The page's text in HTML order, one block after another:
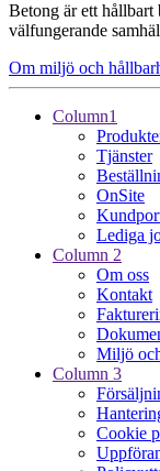
Betong är ett hållbart
välfungerande
Om miljö och
Column1
Tjänster
OnSite
Lediga
Column 2
Om oss
Kontakt
Miljö
Column 3
Cookie